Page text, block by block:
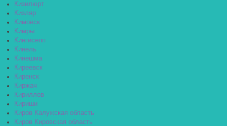
Кизилюрт
Кизляр
Кимовск
Кимры
Кингисепп
Кинель
Кинешма
Киреевск
Киренск
Киржач
Кириллов
Кириши
Киров Калужская область
Киров Кировская область